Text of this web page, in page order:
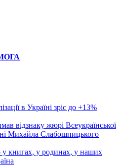
в Україні зріс до +13%
відзнаку жюрі Всеукраїнської
Михайла Слабошпицького
книгах, у родинах, у наших